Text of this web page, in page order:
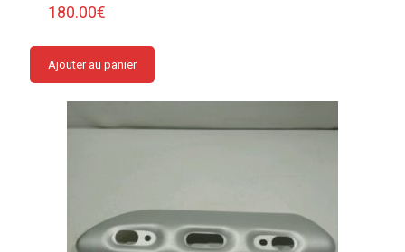
180.00€
Ajouter au panier